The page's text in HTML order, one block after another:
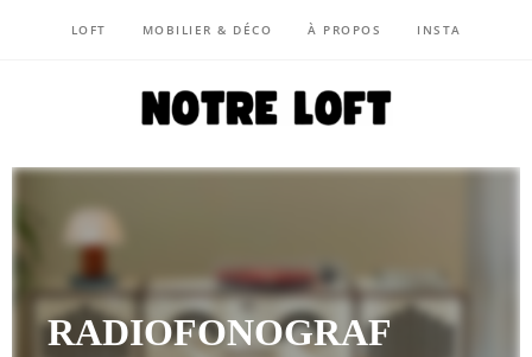
LOFT MOBILIER & DÉCO À PROPOS INSTA
RADIOFONOGRAF